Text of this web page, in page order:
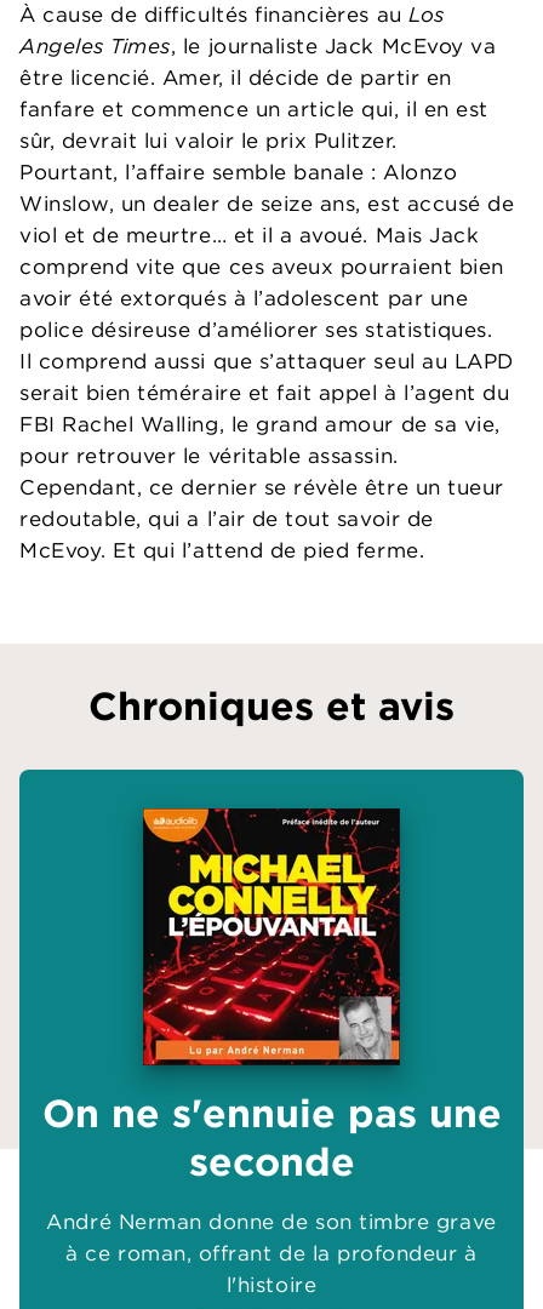
À cause de difficultés financières auLos
Angeles Times, le journaliste Jack McEvoy va
être licencié. Amer, il décide de partir en
fanfare et commence un article qui, il en est
sûr, devrait lui valoir le prix Pulitzer.
Pourtant, l’affaire semble banale : Alonzo
Winslow, un dealer de seize ans, est accusé de
viol et de meurtre… et il a avoué. Mais Jack
comprend vite que ces aveux pourraient bien
avoir été extorqués à l’adolescent par une
police désireuse d’améliorer ses statistiques.
Il comprend aussi que s’attaquer seul au LAPD
serait bien téméraire et fait appel à l’agent du
FBI Rachel Walling, le grand amour de sa vie,
pour retrouver le véritable assassin.
Cependant, ce dernier se révèle être un tueur
redoutable, qui a l’air de tout savoir de
McEvoy. Et qui l’attend de pied ferme.
Chroniques et avis
On ne s'ennuie pas une
seconde
André Nerman donne de son timbre grave
à ce roman, offrant de la profondeur à
l'histoire